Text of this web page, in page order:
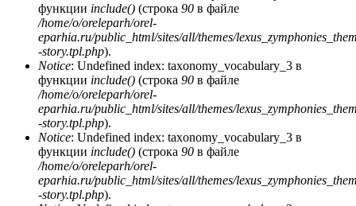
функции include() (строка 90 в файле
/home/o/oreleparh/orel-
eparhia.ru/public_html/sites/all/themes/
-story.tpl.php).
Notice: Undefined index: taxonomy_vocabulary_3 в
функции include() (строка 90 в файле
/home/o/oreleparh/orel-
eparhia.ru/public_html/sites/all/themes/
-story.tpl.php).
Notice: Undefined index: taxonomy_vocabulary_3 в
функции include() (строка 90 в файле
/home/o/oreleparh/orel-
eparhia.ru/public_html/sites/all/themes/
-story.tpl.php).